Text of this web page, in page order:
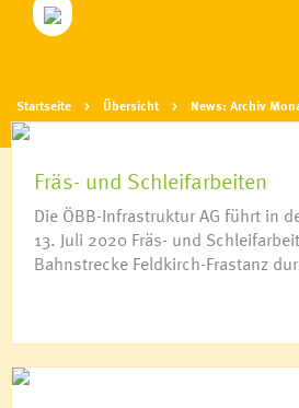
Startseite Übersicht News: Archiv
Fräs- und Schleifarbeiten
Die ÖBB-Infrastruktur AG führt in
13. Juli 2020 Fräs- und
Bahnstrecke Feldkirch-Frastanz